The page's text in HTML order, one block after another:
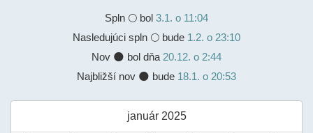
Spln 🌕 bol 3.1. o 11:04
Nasledujúci spln 🌕 bude 1.2. o 23:10
Nov 🌑 bol dňa 20.12. o 2:44
Najbližší nov 🌑 bude 18.1. o 20:53
január 2025